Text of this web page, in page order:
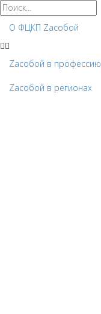
О ФЦКП Zасобой
Zacобой в профессию
Zaсобой в регионах